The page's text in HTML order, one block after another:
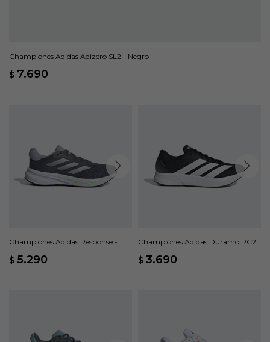
Championes Adidas Adizero SL2 - Negro
$ 7.690
Championes Adidas Response -
$ 5.290
Championes Adidas Duramo RC2 -
$ 3.690